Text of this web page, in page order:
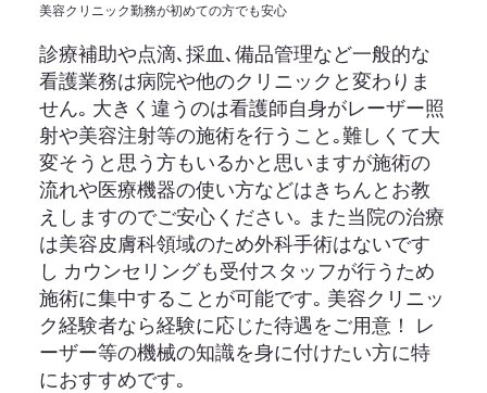
診療補助や点滴､採血､備品管理など一般的な
看護業務は病院や他のクリニックと変わりま
せん｡ 大きく違うのは看護師自身がレーザー照
射や美容注射等の施術を行うこと｡難しくて大
変そうと思う方もいるかと思いますが施術の
流れや医療機器の使い方などはきちんとお教
えしますのでご安心ください｡ また当院の治療
は美容皮膚科領域のため外科手術はないです
し カウンセリングも受付スタッフが行うため
施術に集中することが可能です｡ 美容クリニッ
ク経験者なら経験に応じた待遇をご用意！ レ
ーザー等の機械の知識を身に付けたい方に特
におすすめです｡
美容クリニック勤務が初めての方でも安心